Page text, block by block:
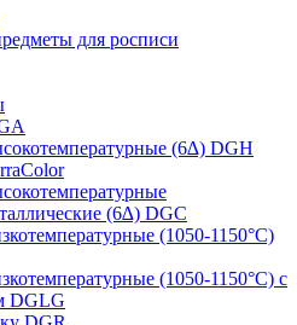
для росписи
(6∆) DGH
(6∆) DGC
(1050-1150°С)
(1050-1150°С) с
DGLG